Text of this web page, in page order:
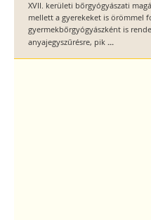
XVII. kerületi bőrgyógyászati
mellett a gyerekeket is örömmel
gyermekbőrgyógyászként is
anyajegyszűrésre, pik ...